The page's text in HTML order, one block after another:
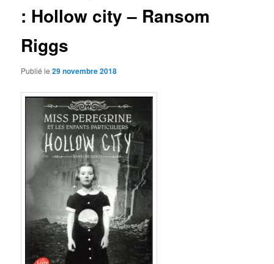
: Hollow city – Ransom
Riggs
Publié le29 novembre 2018